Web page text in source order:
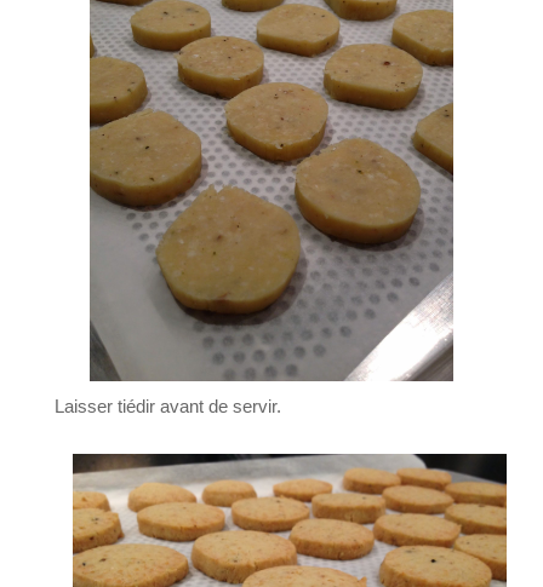
Laisser tiédir avant de servir.